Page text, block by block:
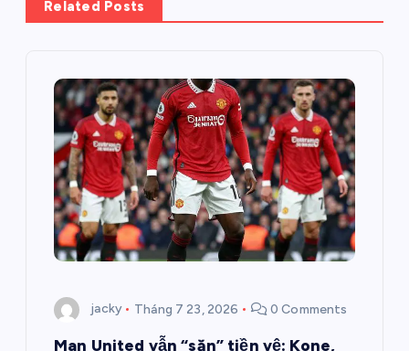
u
Related Posts
jacky Tháng 7 23, 2026 0 Comments
Man United vẫn “săn” tiền vệ: Kone,